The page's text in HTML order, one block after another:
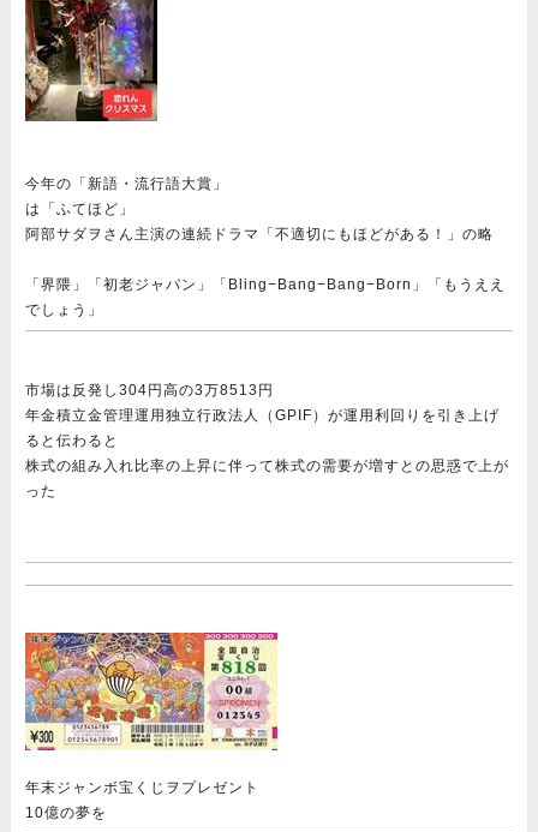
今年の「新語・流行語大賞」
は「ふてほど」
阿部サダヲさん主演の連続ドラマ「不適切にもほどがある！」の略
「界隈」「初老ジャパン」「Bling−Bang−Bang−Born」「もうええ
でしょう」
市場は反発し304円高の3万8513円
年金積立金管理運用独立行政法人（GPIF）が運用利回りを引き上げ
ると伝わると
株式の組み入れ比率の上昇に伴って株式の需要が増すとの思惑で上が
った
年末ジャンボ宝くじヲプレゼント
10億の夢を